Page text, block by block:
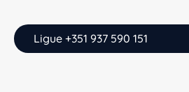
Ligue +351 937 590 151